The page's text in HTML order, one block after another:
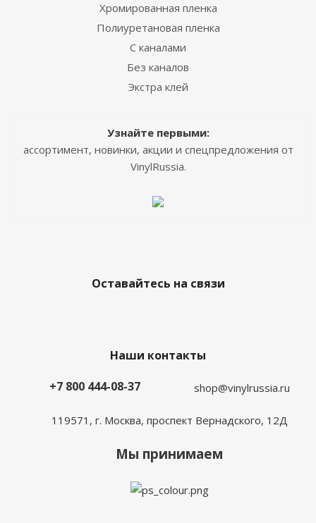
Хромированная пленка
Полиуретановая пленка
С каналами
Без каналов
Экстра клей
Узнайте первыми:
ассортимент, новинки, акции и спецпредложения от
VinylRussia.
Оставайтесь на связи
Наши контакты
+7 800 444-08-37
shop@vinylrussia.ru
119571, г. Москва, проспект Вернадского, 12Д
Мы принимаем